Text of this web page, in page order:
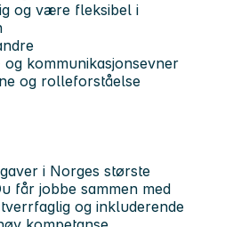
og være fleksibel i
og kommunikasjonsevner
og rolleforståelse
i Norges største
får jobbe sammen med
og inkluderende